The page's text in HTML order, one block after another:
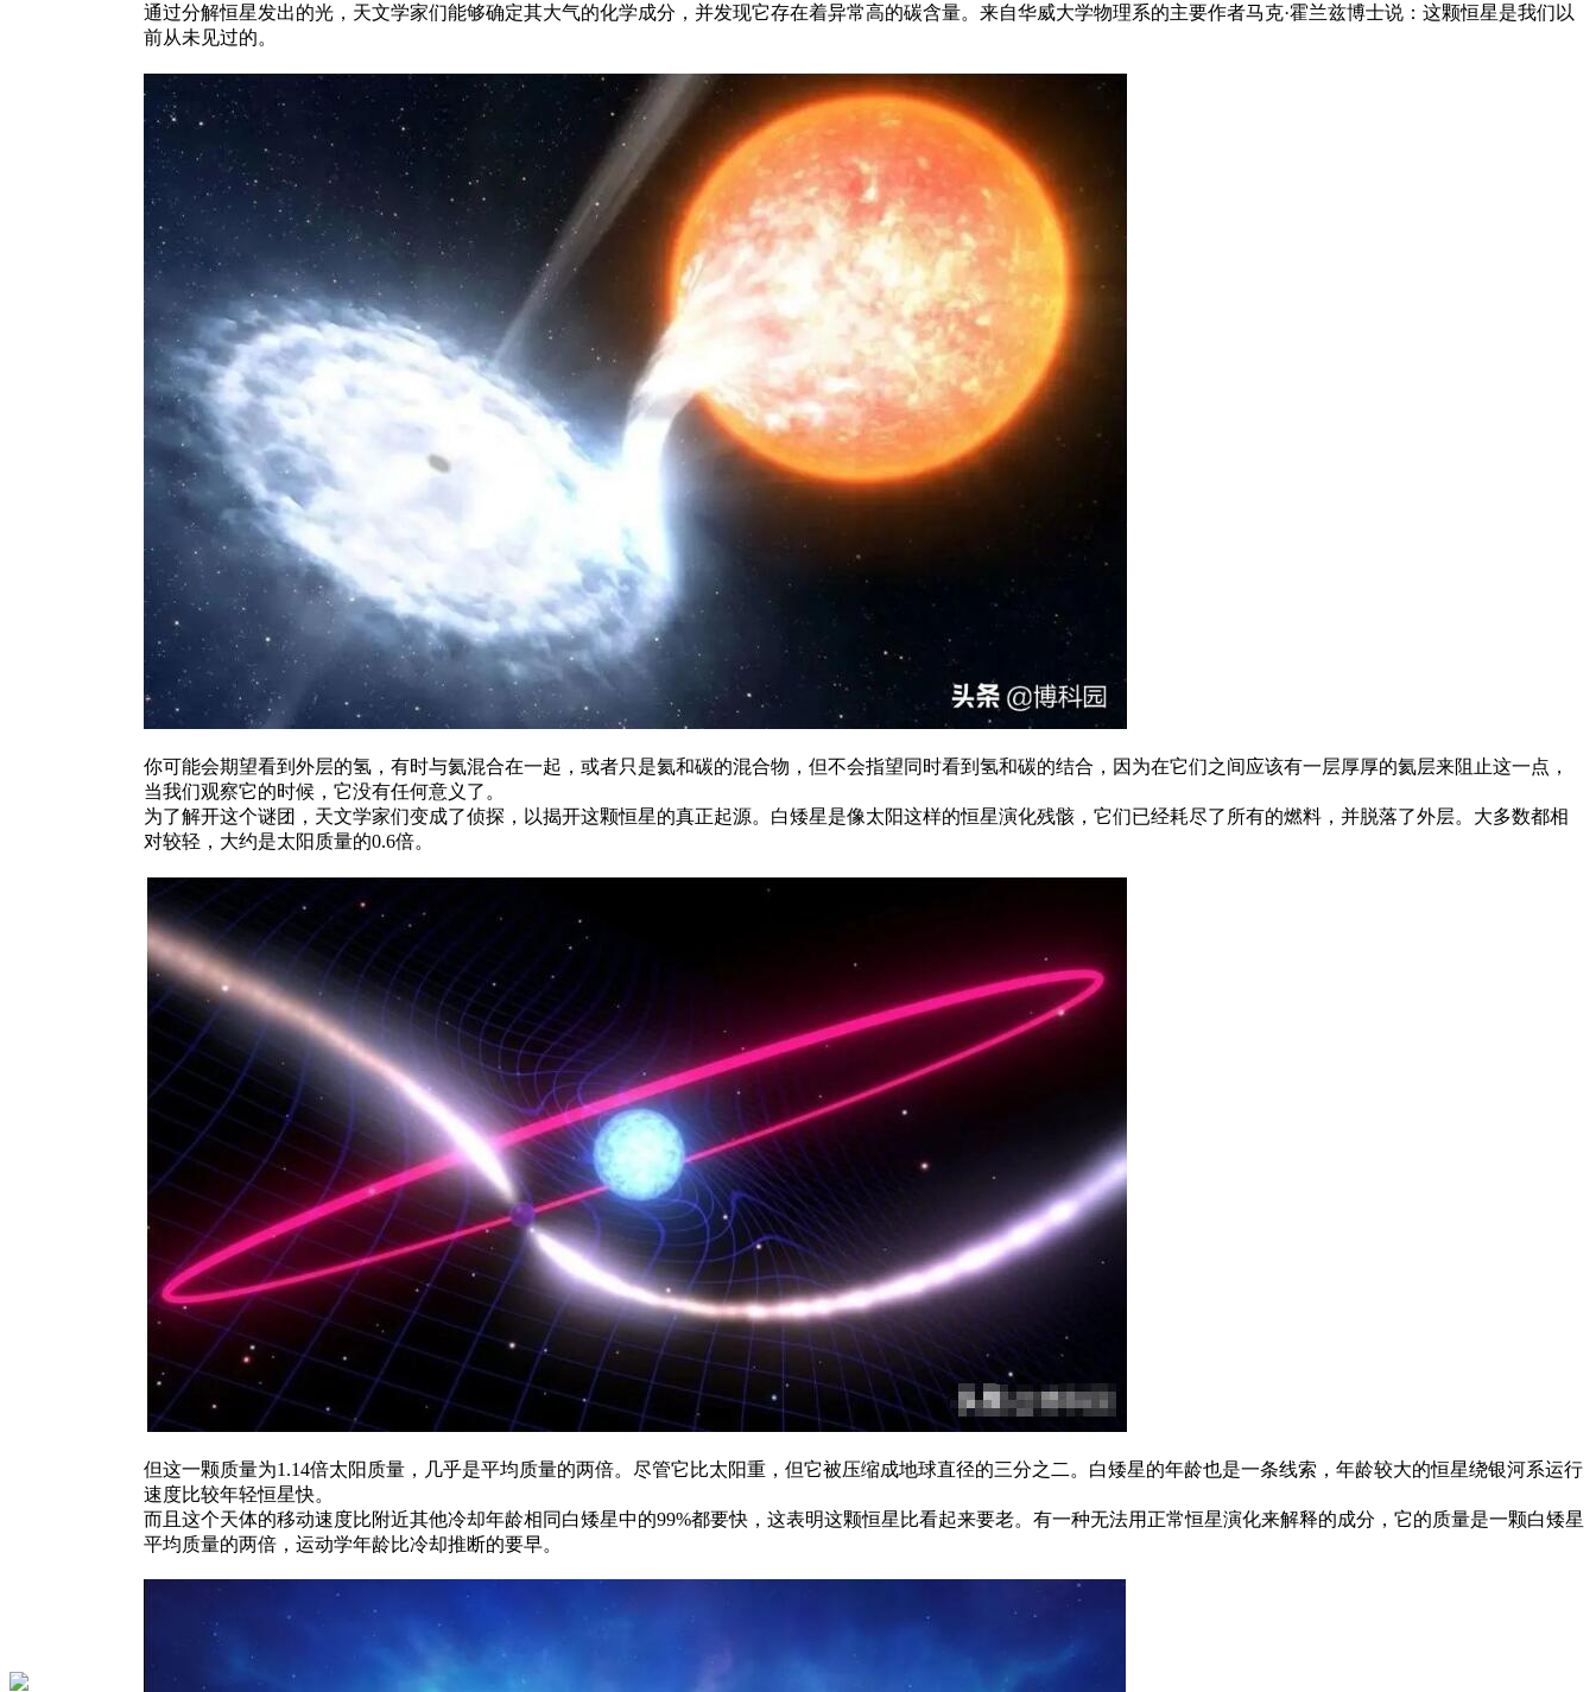
通过分解恒星发出的光，天文学家们能够确定其大气的化学成分，并发现它存在着异常高的碳含量。来自华威大学物理系的主要作者马克·霍兰兹博士说：这颗恒星是我们以
前从未见过的。
你可能会期望看到外层的氢，有时与氦混合在一起，或者只是氦和碳的混合物，但不会指望同时看到氢和碳的结合，因为在它们之间应该有一层厚厚的氦层来阻止这一点，
当我们观察它的时候，它没有任何意义了。
为了解开这个谜团，天文学家们变成了侦探，以揭开这颗恒星的真正起源。白矮星是像太阳这样的恒星演化残骸，它们已经耗尽了所有的燃料，并脱落了外层。大多数都相
对较轻，大约是太阳质量的0.6倍。
但这一颗质量为1.14倍太阳质量，几乎是平均质量的两倍。尽管它比太阳重，但它被压缩成地球直径的三分之二。白矮星的年龄也是一条线索，年龄较大的恒星绕银河系运行
速度比较年轻恒星快。
而且这个天体的移动速度比附近其他冷却年龄相同白矮星中的99%都要快，这表明这颗恒星比看起来要老。有一种无法用正常恒星演化来解释的成分，它的质量是一颗白矮星
平均质量的两倍，运动学年龄比冷却推断的要早。